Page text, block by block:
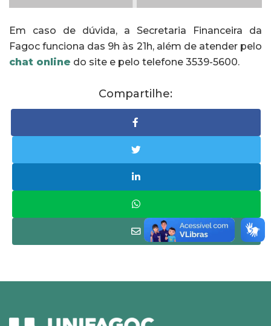
Em caso de dúvida, a Secretaria Financeira da
Fagoc funciona das 9h às 21h, além de atender pelo
chat online do site e pelo telefone 3539-5600.
Compartilhe: